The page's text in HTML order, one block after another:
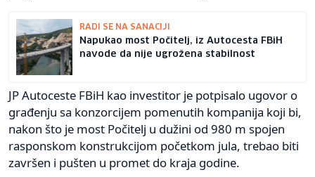
RADI SE NA SANACIJI
Napukao most Počitelj, iz Autocesta FBiH
navode da nije ugrožena stabilnost
JP Autoceste FBiH kao investitor je potpisalo ugovor o
građenju sa konzorcijem pomenutih kompanija koji bi,
nakon što je most Počitelj u dužini od 980 m spojen
rasponskom konstrukcijom početkom jula, trebao biti
završen i pušten u promet do kraja godine.